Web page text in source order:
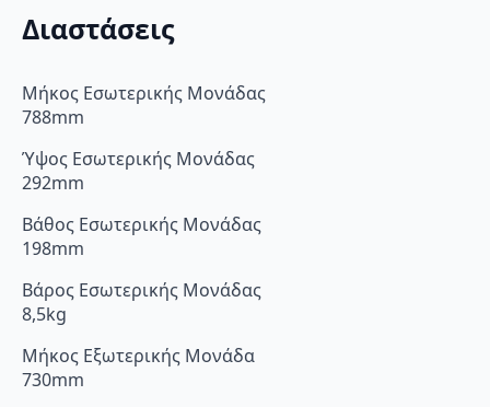
Διαστάσεις
Μήκος Εσωτερικής Μονάδας
788mm
Ύψος Εσωτερικής Μονάδας
292mm
Βάθος Εσωτερικής Μονάδας
198mm
Βάρος Εσωτερικής Μονάδας
8,5kg
Μήκος Εξωτερικής Μονάδα
730mm